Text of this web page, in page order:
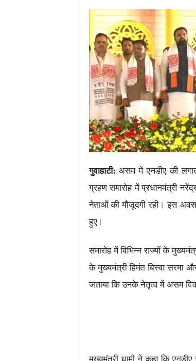
गुवाहाटी:असम में एनडीए की
ग्रहण समारोह में प्रधानमंत्री
नेताओं की मौजूदगी रही। इस
हुए।
समारोह में विभिन्न राज्यों के
के मुख्यमंत्री हिमंत बिस्वा सरमा
जताया कि उनके नेतृत्व में असम
मुख्यमंत्री धामी ने कहा कि